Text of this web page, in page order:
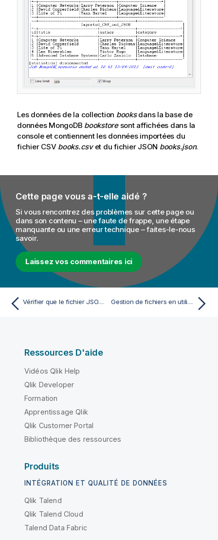
Les données de la collection booksdans la base de
données MongoDB bookstoresont affichées dans la
console et contiennent les données importées du
fichier CSV books.csvet du fichier JSON books.json.
Cette page vous a-t-elle aidé ?
Si vous rencontrez des problèmes sur cette page ou
dans son contenu – une faute de frappe, une étape
manquante ou une erreur technique – faites-le-nous
savoir.
Laissez vos commentaires ici
Vérifier que le fichier JSON a bien été importé Gestion de fichiers en utilisant le GridFS de MongoDB
Ressources D'aide
Vidéos Qlik Help
Qlik Developer
Formation
Apprentissage Qlik
Qlik Customer Portal
Bibliothèque des ressources
Produits
INTÉGRATION ET QUALITÉ DE DONNÉES
Qlik Talend
Qlik Talend Cloud
Talend Data Fabric